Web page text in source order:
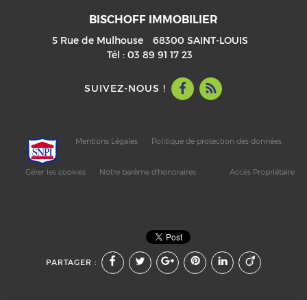
BISCHOFF IMMOBILIER
5 Rue de Mulhouse 68300 SAINT-LOUIS
Tél :03 89 91 17 23
SUIVEZ-NOUS !
Mentions Légales Politique de protection des données
Gérer les cookies Notre barème d'honoraires Accès Propriétaire
PARTAGER :